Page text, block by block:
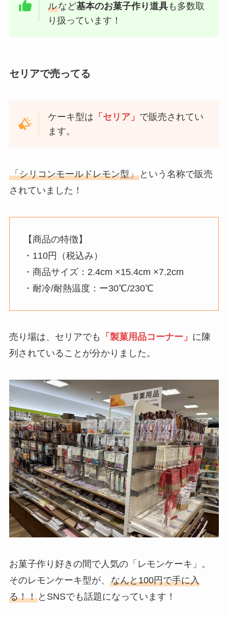
ルなど基本のお菓子作り道具も多数取
り扱っています！
セリアで売ってる
ケーキ型は 「セリア」 で販売されてい
ます。
「シリコンモールドレモン型」という名称で販売
されていました！
【商品の特徴】
・110円（税込み）
・商品サイズ：2.4cm ×15.4cm ×7.2cm
・耐冷/耐熱温度：ー30℃/230℃
売り場は、セリアでも 「製菓用品コーナー」 に陳
列されていることが分かりました。
お菓子作り好きの間で人気の「レモンケーキ」。
そのレモンケーキ型が、 なんと100円で手に入
る！！とSNSでも話題になっています！